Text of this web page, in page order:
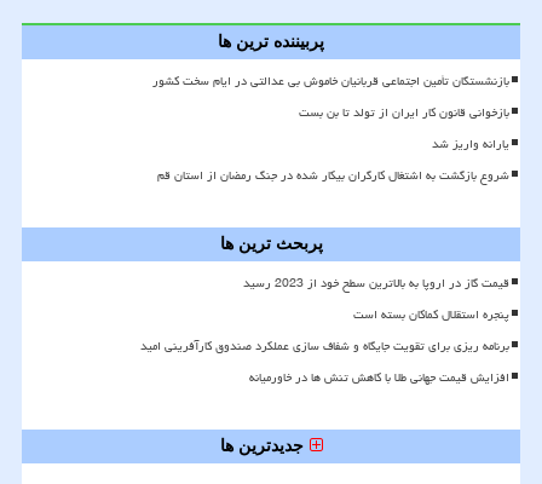
پربیننده ترین ها
بازنشستگان تأمین اجتماعی قربانیان خاموش بی عدالتی در ایام سخت کشور
بازخوانی قانون کار ایران از تولد تا بن بست
یارانه واریز شد
شروع بازگشت به اشتغال کارگران بیکار شده در جنگ رمضان از استان قم
پربحث ترین ها
قیمت گاز در اروپا به بالاترین سطح خود از 2023 رسید
پنجره استقلال کماکان بسته است
برنامه ریزی برای تقویت جایگاه و شفاف سازی عملکرد صندوق کارآفرینی امید
افزایش قیمت جهانی طلا با کاهش تنش ها در خاورمیانه
جدیدترین ها